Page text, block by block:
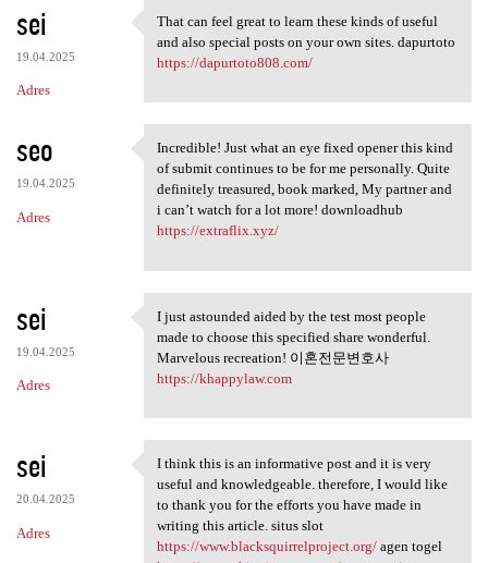
sei
19.04.2025
Adres
That can feel great to learn
That can feel great to learn these kinds of useful
and also special posts on your own sites. dapurtoto
https://dapurtoto808.com/
seo
19.04.2025
Adres
Incredible! Just what an eye
Incredible! Just what an eye fixed opener this kind
of submit continues to be for me personally. Quite
definitely treasured, book marked, My partner and
i can’t watch for a lot more! downloadhub
https://extraflix.xyz/
sei
19.04.2025
Adres
I just astounded aided by the
I just astounded aided by the test most people
made to choose this specified share wonderful.
Marvelous recreation! 이혼전문변호사
https://khappylaw.com
sei
20.04.2025
Adres
I think this is an
I think this is an informative post and it is very
useful and knowledgeable. therefore, I would like
to thank you for the efforts you have made in
writing this article. situs slot
https://www.blacksquirrelproject.org/agen togel